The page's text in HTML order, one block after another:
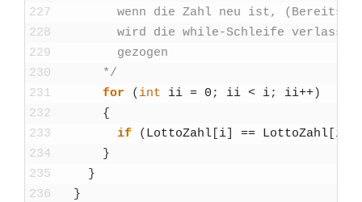
227
228
229
230
231
232
233
234
235
236
wenn die Zahl neu ist,
wird die while-Schlei­fe ver­las­sen
gezo­gen
*/
for
( int ii = 0 ; ii < i; ii++)
{
if
( Lot­to­Zahl i == Lot­to­Zahl ii
}
}
}